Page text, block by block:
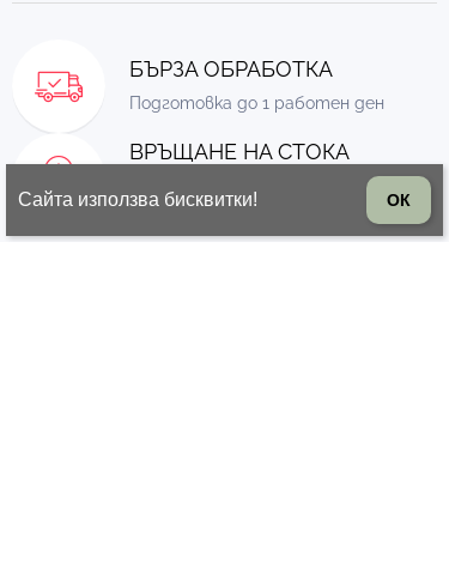
БЪРЗА ОБРАБОТКА
Подготовка до 1 работен ден
ВРЪЩАНЕ НА СТОКА
стоката
Сайта използва бисквитки! ОК